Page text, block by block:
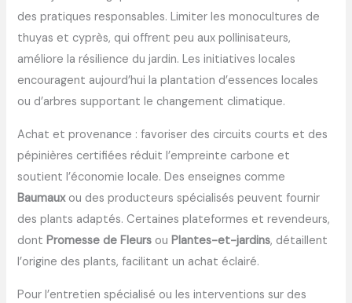
des pratiques responsables. Limiter les monocultures de
thuyas et cyprès, qui offrent peu aux pollinisateurs,
améliore la résilience du jardin. Les initiatives locales
encouragent aujourd’hui la plantation d’essences locales
ou d’arbres supportant le changement climatique.
Achat et provenance : favoriser des circuits courts et des
pépinières certifiées réduit l’empreinte carbone et
soutient l’économie locale. Des enseignes comme
Baumauxou des producteurs spécialisés peuvent fournir
des plants adaptés. Certaines plateformes et revendeurs,
dontPromesse de Fleurs ouPlantes-et-jardins, détaillent
l’origine des plants, facilitant un achat éclairé.
Pour l’entretien spécialisé ou les interventions sur des